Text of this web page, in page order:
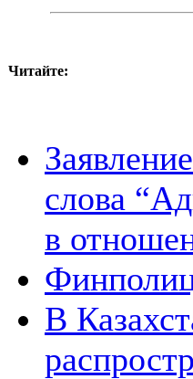
Читайте:
слова
в
В